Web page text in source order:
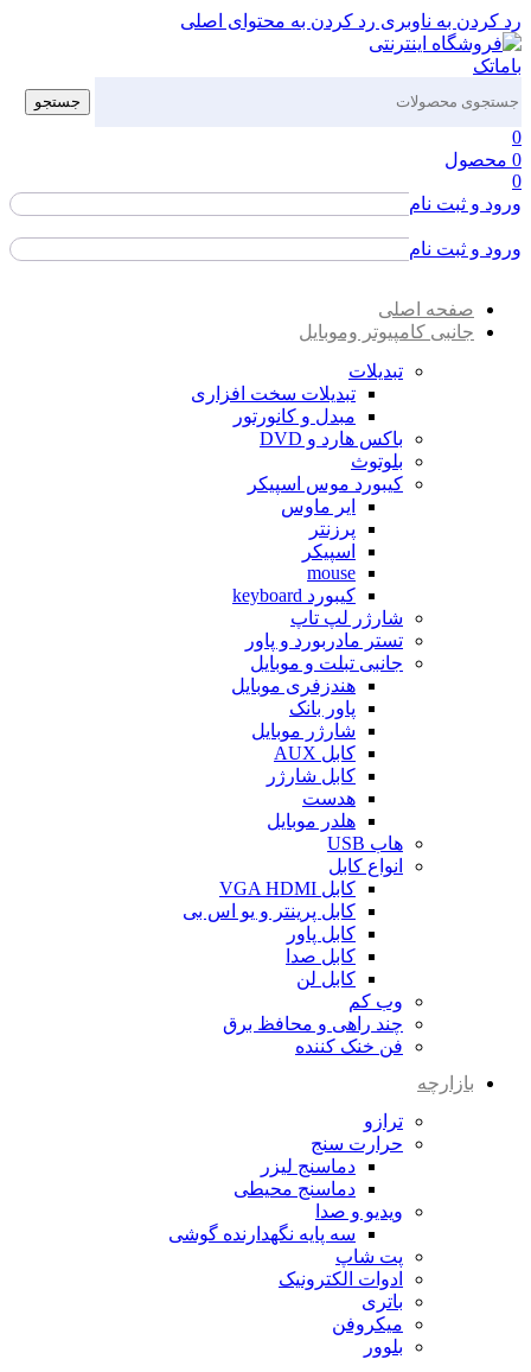
رد کردن به ناوبری رد کردن به محتوای اصلی
جستجو
0
0 محصول
0
ورود و ثبت نام
ورود / ثبت نام
ورود و ثبت نام
ورود / ثبت نام
صفحه اصلی
جانبی کامپیوتر وموبایل
تبدیلات
تبدیلات سخت افزاری
مبدل و کانورتور
باکس هارد و DVD
بلوتوث
کیبورد موس اسپیکر
ایر ماوس
پرزنتر
اسپیکر
mouse
کیبورد keyboard
شارژر لپ تاپ
تستر مادربورد و پاور
جانبی تبلت و موبایل
هندزفری موبایل
پاور بانک
شارژر موبایل
کابل AUX
کابل شارژر
هدست
هلدر موبایل
هاب USB
انواع کابل
کابل VGA HDMI
کابل پرینتر و یو اس بی
کابل پاور
کابل صدا
کابل لن
وب کم
چند راهی و محافظ برق
فن خنک کننده
بازارچه
ترازو
حرارت سنج
دماسنج لیزر
دماسنج محیطی
ویدیو و صدا
سه پایه نگهدارنده گوشی
پت شاپ
ادوات الکترونیک
باتری
میکروفن
بلوور